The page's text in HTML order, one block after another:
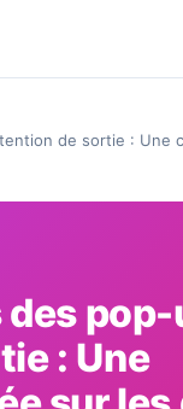
de sortie : Une
: Une